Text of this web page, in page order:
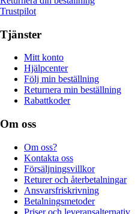
Trustpilot
Tjänster
Mitt konto
Hjälpcenter
Följ min beställning
Returnera min beställning
Rabattkoder
Om oss
Om oss?
Kontakta oss
Försäljningsvillkor
Returer och återbetalningar
Ansvarsfriskrivning
Betalningsmetoder
Priser och leveransalternativ